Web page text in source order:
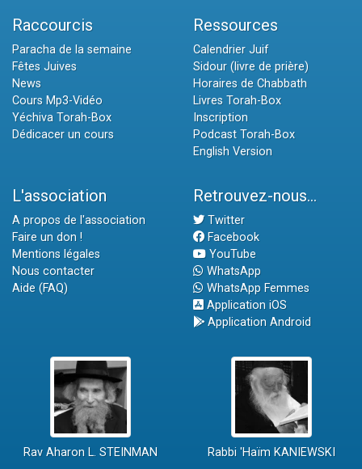
Raccourcis
Paracha de la semaine
Fêtes Juives
News
Cours Mp3-Vidéo
Yéchiva Torah-Box
Dédicacer un cours
Ressources
Calendrier Juif
Sidour (livre de prière)
Horaires de Chabbath
Livres Torah-Box
Inscription
Podcast Torah-Box
English Version
L'association
A propos de l'association
Faire un don !
Mentions légales
Nous contacter
Aide (FAQ)
Retrouvez-nous...
Twitter
Facebook
YouTube
WhatsApp
WhatsApp Femmes
Application iOS
Application Android
Rav Aharon L. STEINMAN Rabbi 'Haïm KANIEWSKI